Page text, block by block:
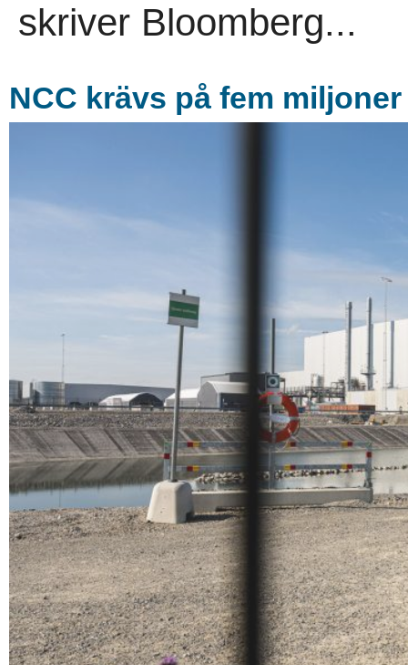
skriver Bloomberg...
NCC krävs på fem